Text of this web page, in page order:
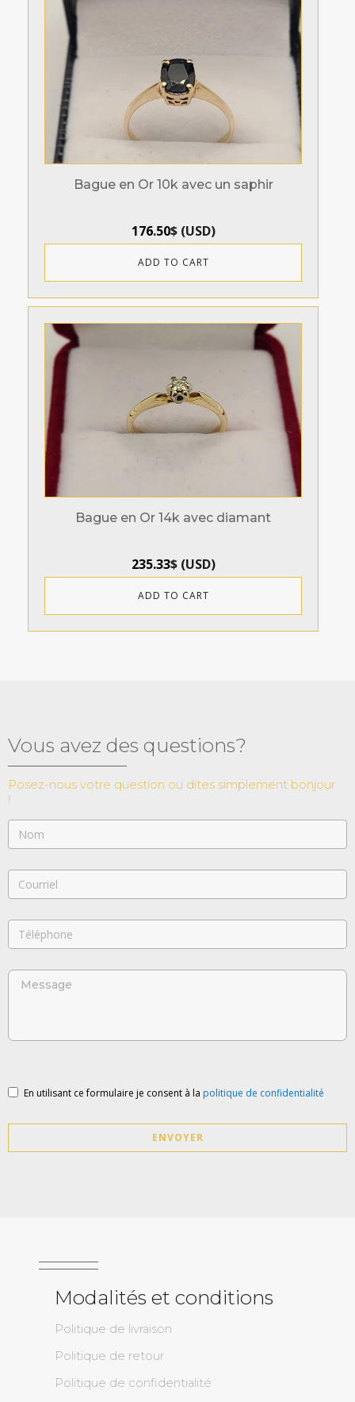
Bague en Or 10k avec un saphir
176.50$(USD)
ADD TO CART
Bague en Or 14k avec diamant
235.33$(USD)
ADD TO CART
Vous avez des questions?
Posez-nous votre question ou dites simplement bonjour
!
En utilisant ce formulaire je consent à la politique de confidentialité
ENVOYER
Modalités et conditions
Politique de livraison
Politique de retour
Politique de confidentialité